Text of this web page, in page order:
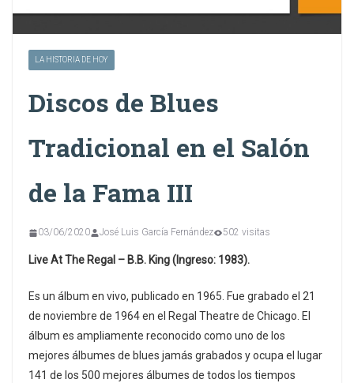
LA HISTORIA DE HOY
Discos de Blues
Tradicional en el Salón
de la Fama III
03/06/2020 José Luis García Fernández 502 visitas
Live At The Regal – B.B. King (Ingreso: 1983).
Es un álbum en vivo, publicado en 1965. Fue grabado el 21
de noviembre de 1964 en el Regal Theatre de Chicago. El
álbum es ampliamente reconocido como uno de los
mejores álbumes de blues jamás grabados y ocupa el lugar
141 de los 500 mejores álbumes de todos los tiempos